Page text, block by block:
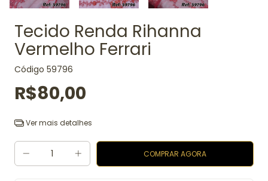
Tecido Renda Rihanna
Vermelho Ferrari
Código 59796
R$80,00
Ver mais detalhes